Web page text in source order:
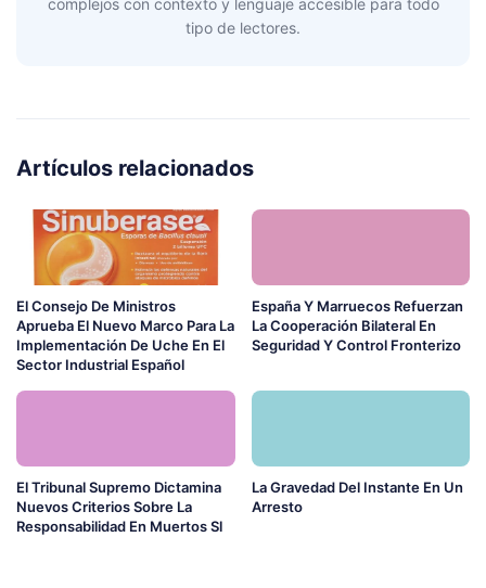
tipo de lectores.
Artículos relacionados
El Consejo De Ministros
Aprueba El Nuevo Marco Para La
Implementación De Uche En El
Sector Industrial Español
España Y Marruecos Refuerzan
La Cooperación Bilateral En
Seguridad Y Control Fronterizo
El Tribunal Supremo Dictamina
Nuevos Criterios Sobre La
Responsabilidad En Muertos Sl
La Gravedad Del Instante En Un
Arresto